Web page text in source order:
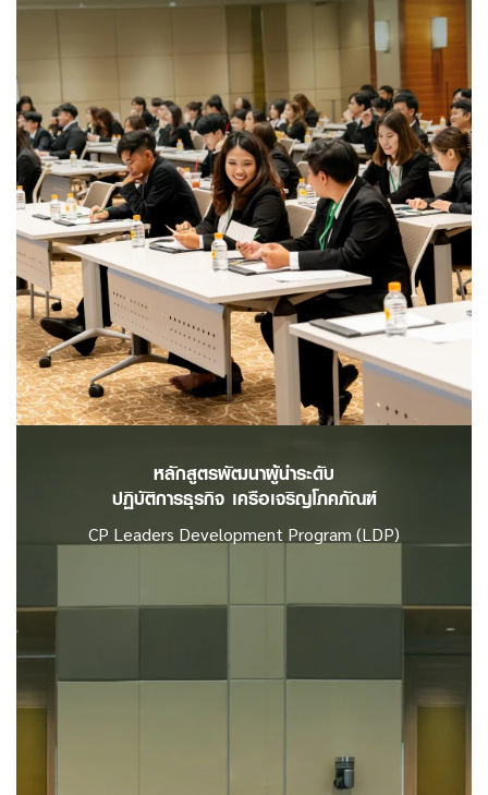
อ่านเพิ่มเติม
หลักสูตรพัฒนาผู้นำระดับ
ปฏิบัติการธุรกิจเครือเจริญโภคภัณฑ์